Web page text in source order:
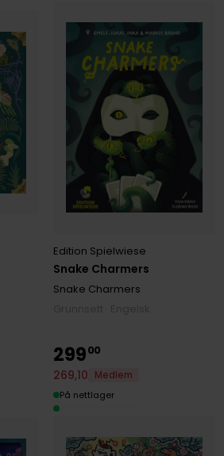
Snake Charmers
Edition Spielwiese
Snake Charmers
29900
269,10
Medlem
På nettlager